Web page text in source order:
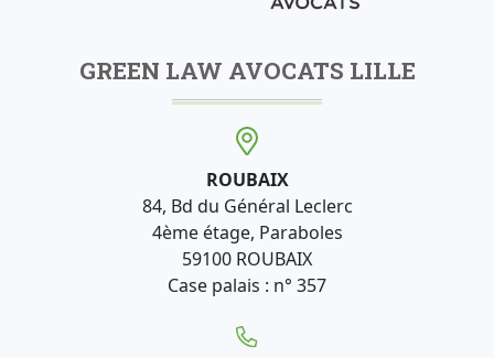
GREEN LAW AVOCATS LILLE
ROUBAIX
84, Bd du Général Leclerc
4ème étage, Paraboles
59100 ROUBAIX
Case palais : n° 357